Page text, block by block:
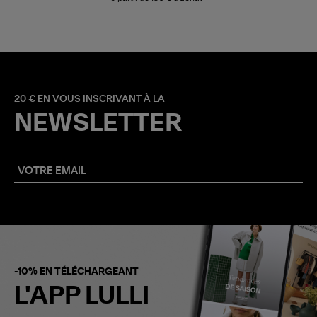
20 € EN VOUS INSCRIVANT À LA
NEWSLETTER
-10% EN TÉLÉCHARGEANT
L'APP LULLI